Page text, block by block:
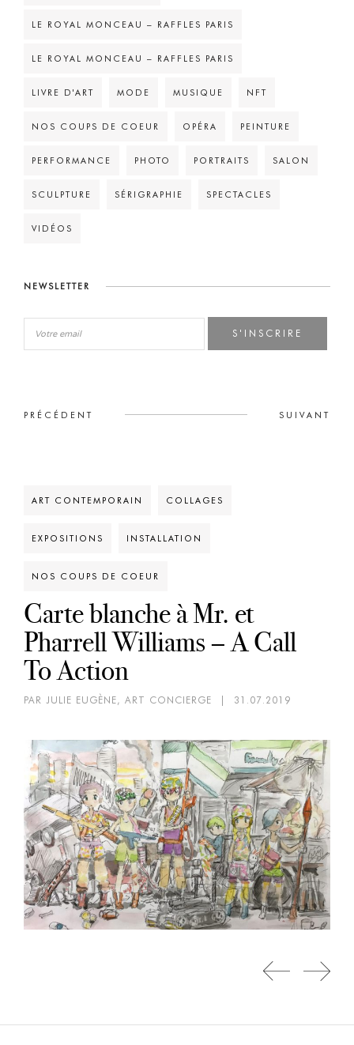
LE ROYAL MONCEAU – RAFFLES PARIS
LE ROYAL MONCEAU – RAFFLES PARIS
LIVRE D'ART MODE MUSIQUE NFT
NOS COUPS DE COEUR OPÉRA PEINTURE
PERFORMANCE PHOTO PORTRAITS SALON
SCULPTURE SÉRIGRAPHIE SPECTACLES
VIDÉOS
NEWSLETTER
S'INSCRIRE
PRÉCÉDENT SUIVANT
ART CONTEMPORAIN COLLAGES
EXPOSITIONS INSTALLATION
NOS COUPS DE COEUR
Carte blanche à Mr. et
Pharrell Williams – A Call
To Action
PAR JULIE EUGÈNE, ART CONCIERGE 31.07.2019